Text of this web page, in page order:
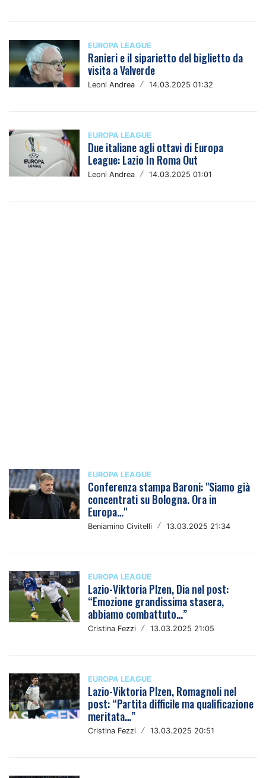
EUROPA LEAGUE
Ranieri e il siparietto del biglietto da
visita a Valverde
Leoni Andrea / 14.03.2025 01:32
EUROPA LEAGUE
Due italiane agli ottavi di Europa
League: Lazio In Roma Out
Leoni Andrea / 14.03.2025 01:01
EUROPA LEAGUE
Conferenza stampa Baroni: "Siamo già
concentrati su Bologna. Ora in
Europa…"
Beniamino Civitelli / 13.03.2025 21:34
EUROPA LEAGUE
Lazio-Viktoria Plzen, Dia nel post:
“Emozione grandissima stasera,
abbiamo combattuto…”
Cristina Fezzi / 13.03.2025 21:05
EUROPA LEAGUE
Lazio-Viktoria Plzen, Romagnoli nel
post: “Partita difficile ma qualificazione
meritata…”
Cristina Fezzi / 13.03.2025 20:51